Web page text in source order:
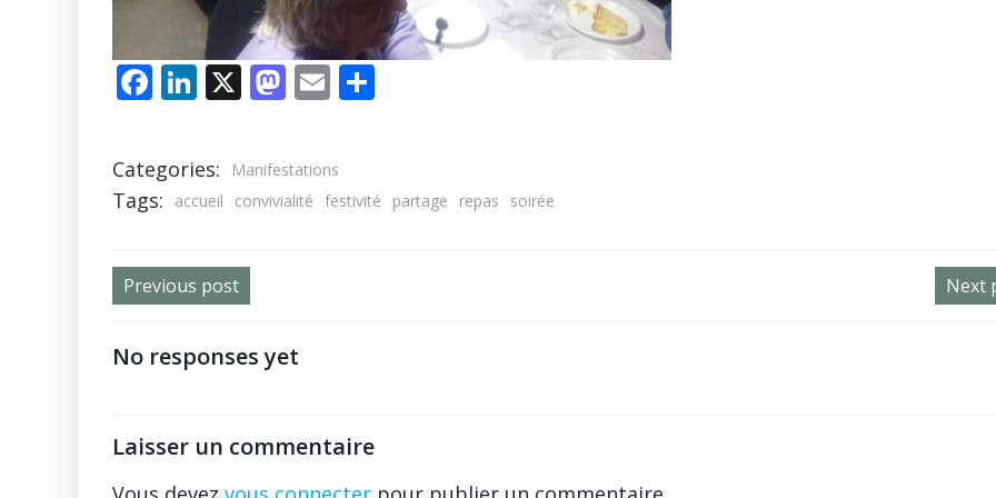
Facebook
LinkedIn
X Mastodon
Email
Categories: Manifestations
Tags: accueil convivialité festivité partage repas soirée
Post
navigation
Previous post Next
No responses yet
Laisser un commentaire